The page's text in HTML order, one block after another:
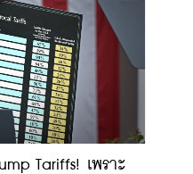
Tariffs! เพราะ